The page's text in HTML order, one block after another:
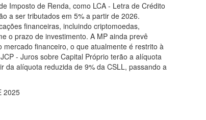
Imposto de Renda, como LCA - Letra de Crédito
a ser tributados em 5% a partir de 2026.
financeiras, incluindo criptomoedas,
o prazo de investimento. A MP ainda prevê
financeiro, o que atualmente é restrito à
- Juros sobre Capital Próprio terão a alíquota
da alíquota reduzida de 9% da CSLL, passando a
2025